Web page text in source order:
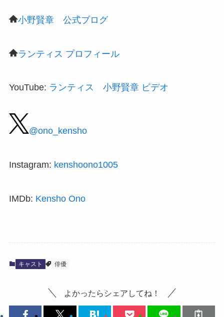
小野賢章 公式ブログ
ランティス プロフィール
YouTube: ランティス 小野賢章 ビデオ
@ono_kensho
Instagram: kenshoono1005
IMDb: Kensho Ono
キャスト 俳優
よかったらシェアしてね！